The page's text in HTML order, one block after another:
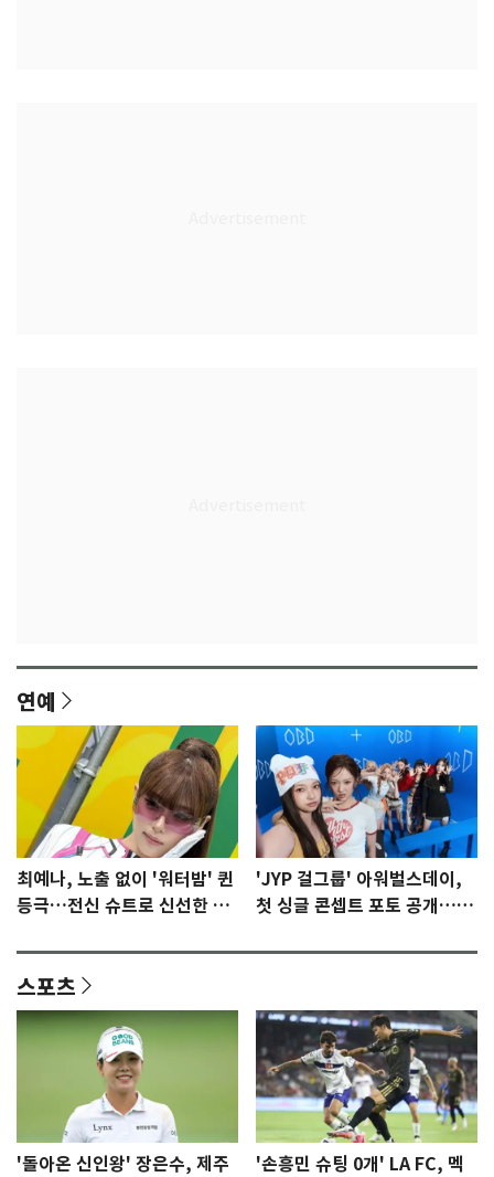
연예
최예나, 노출 없이 '워터밤' 퀸
등극…전신 슈트로 신선한 충
'JYP 걸그룹' 아워벌스데이,
첫 싱글 콘셉트 포토 공개…청
스포츠
'돌아온 신인왕' 장은수, 제주
'손흥민 슈팅 0개' LA FC, 멕